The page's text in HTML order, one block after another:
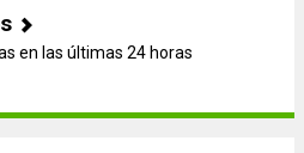
en las últimas 24 horas